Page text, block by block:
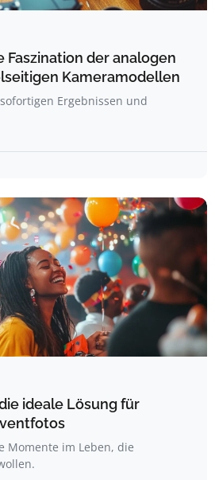
Faszination der analogen
Kameramodellen
Ergebnissen und
ideale Lösung für
Momente im Leben, die